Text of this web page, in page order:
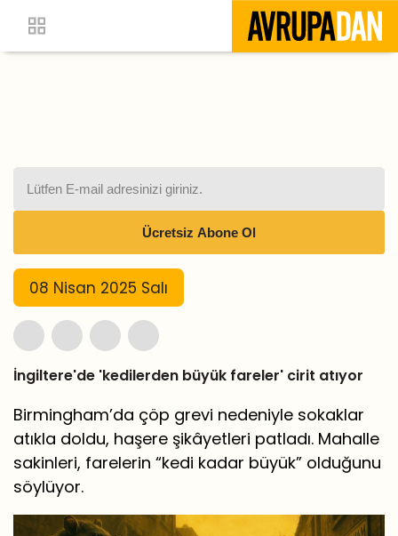
08 Nisan 2025 Salı
İngiltere'de 'kedilerden büyük fareler' cirit atıyor
Birmingham’da çöp grevi nedeniyle sokaklar
atıkla doldu, haşere şikâyetleri patladı. Mahalle
sakinleri, farelerin “kedi kadar büyük” olduğunu
söylüyor.